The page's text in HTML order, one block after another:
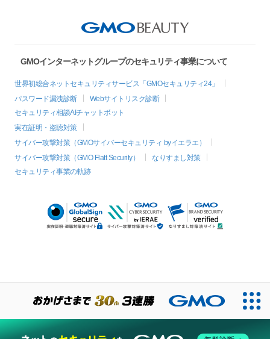
GMOインターネットグループのセキュリティ事業について
世界初総合ネットセキュリティサービス「GMOセキュリティ24」
パスワード漏洩診断
Webサイトリスク診断
セキュリティ相談AIチャットボット
実在証明・盗聴対策
サイバー攻撃対策（GMOサイバーセキュリティ byイエラエ）
サイバー攻撃対策（GMO Flatt Security）
なりすまし対策
セキュリティ事業の軌跡